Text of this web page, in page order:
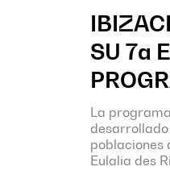
SU 7a
La
poblaciones
Eulalia des